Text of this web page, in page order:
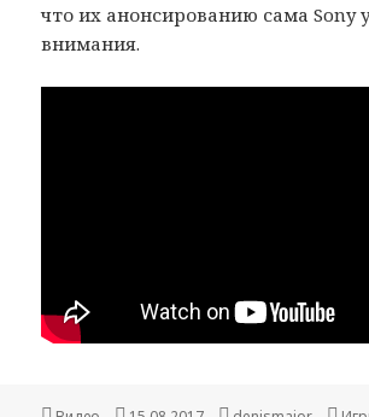
что их анонсированию сама Sony
внимания.